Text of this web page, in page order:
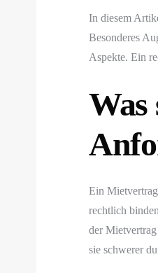
In diesem
Besonderes
Aspekte. Ein
Was
Ein
rechtlich
der
sie schwerer